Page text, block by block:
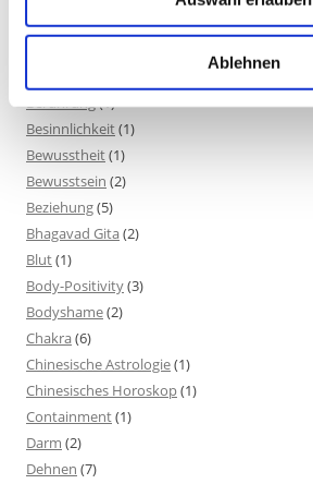
Ablehnen
Balance(5)
Berührung(1)
Besinnlichkeit(1)
Bewusstheit(1)
Bewusstsein (2)
Beziehung(5)
Bhagavad Gita(2)
Blut(1)
Body-Positivity(3)
Bodyshame(2)
Chakra(6)
Chinesische Astrologie(1)
Chinesisches Horoskop(1)
Containment(1)
Darm (2)
Dehnen (7)